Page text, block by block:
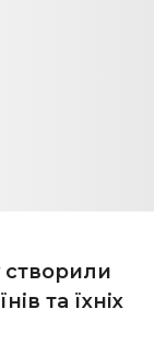
створили
та їхніх